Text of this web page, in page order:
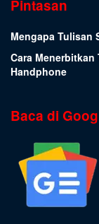
Pintasan
Mengapa Tulisan
Cara
Handphone
Baca di